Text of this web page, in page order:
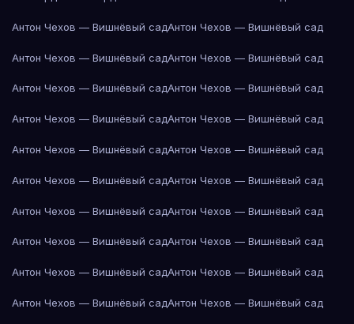
Антон Чехов — Вишнёвый садАнтон Чехов — Вишнёвый сад
Антон Чехов — Вишнёвый садАнтон Чехов — Вишнёвый сад
Антон Чехов — Вишнёвый садАнтон Чехов — Вишнёвый сад
Антон Чехов — Вишнёвый садАнтон Чехов — Вишнёвый сад
Антон Чехов — Вишнёвый садАнтон Чехов — Вишнёвый сад
Антон Чехов — Вишнёвый садАнтон Чехов — Вишнёвый сад
Антон Чехов — Вишнёвый садАнтон Чехов — Вишнёвый сад
Антон Чехов — Вишнёвый садАнтон Чехов — Вишнёвый сад
Антон Чехов — Вишнёвый садАнтон Чехов — Вишнёвый сад
Антон Чехов — Вишнёвый садАнтон Чехов — Вишнёвый сад